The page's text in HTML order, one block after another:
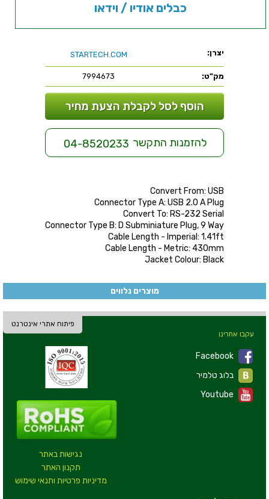
כבלים אודיו / וידאו
יצרן: STARTECH.COM
מק"ט: 7994673
הוסף לסל לקבלת הצעת מחיר
להזמנות התקשר 04-8520233
Convert From: USB
Connector Type A: USB 2.0 A Plug
Convert To: RS-232 Serial
Connector Type B: D Subminiature Plug, 9 Way
Cable Length - Imperial: 1.41ft
Cable Length - Metric: 430mm
Jacket Colour: Black
מוצרים נלווים
פיתוח אתרי אינטרנט
נגישות באתר
תקנון האתר
מדיניות פרטיות ותנאי שימוש
עקבו אחרינו
Facebook
Youtube